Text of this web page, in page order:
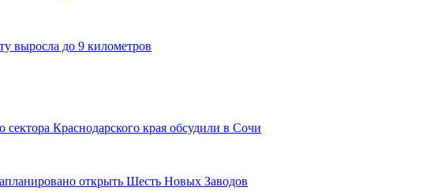
выросла до 9 километров
сектора Краснодарского края обсудили в Сочи
открыть Шесть Новых Заводов